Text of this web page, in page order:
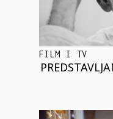
FILM I TV